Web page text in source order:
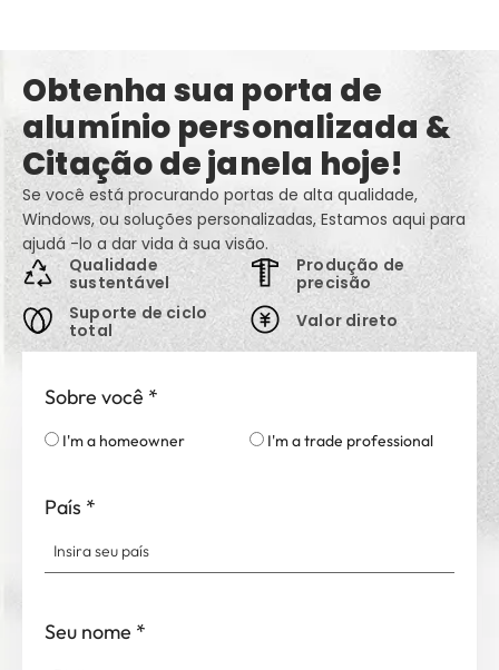
Obtenha sua porta de
alumínio personalizada &
Citação de janela hoje!
Se você está procurando portas de alta qualidade,
Windows, ou soluções personalizadas, Estamos aqui para
ajudá -lo a dar vida à sua visão.
Qualidade
sustentável
Suporte de ciclo
total
Produção de
precisão
Valor direto
Sobre você *
I'm a homeowner I'm a trade professional
País *
Seu nome *